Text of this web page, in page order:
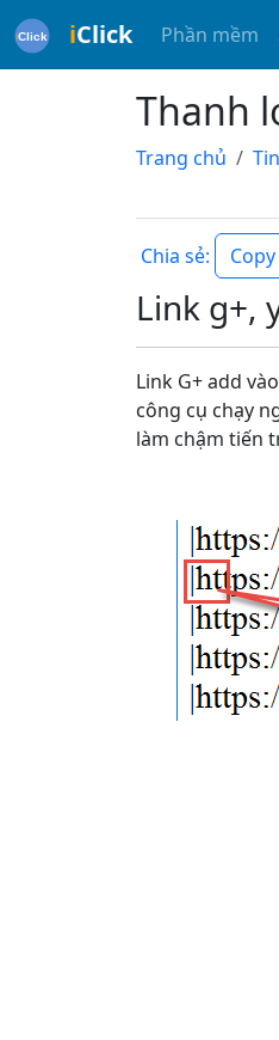
iClick Phần mềm
Thanh
Trang chủ
Chia sẻ: Copy
Link g+,
Link G+ add
công cụ chạy
làm chậm tiến